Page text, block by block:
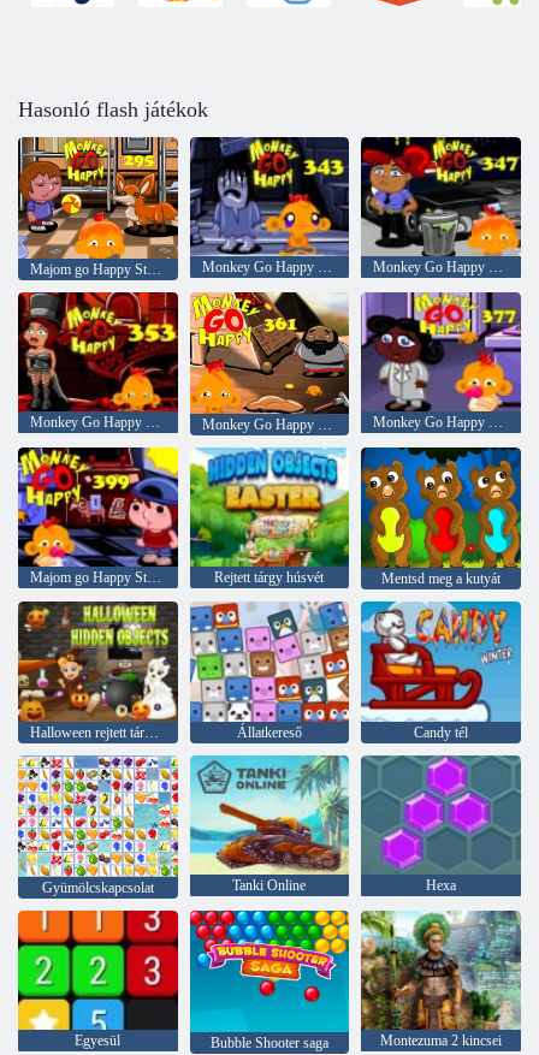
Hasonló flash játékok
Majom go Happy Stage 295 Monkey Go Happy Stage 343, Monkey Go Happy Stage 347
Monkey Go Happy Stage 353 Monkey Go Happy Stage 377
Majom go Happy Stage 399 Rejtett tárgy húsvét Mentsd meg a kutyát
Halloween rejtett tárgyak Állatkereső Candy tél
Gyümölcskapcsolat Tanki Online Hexa
Egyesül Bubble Shooter saga Montezuma 2 kincsei